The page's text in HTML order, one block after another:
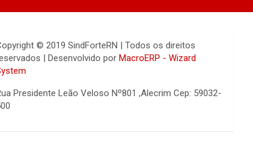
© 2019 SindForteRN | Todos os direitos
| Desenvolvido porMacroERP - Wizard
Presidente Leão Veloso Nº801 ,Alecrim Cep: 59032-